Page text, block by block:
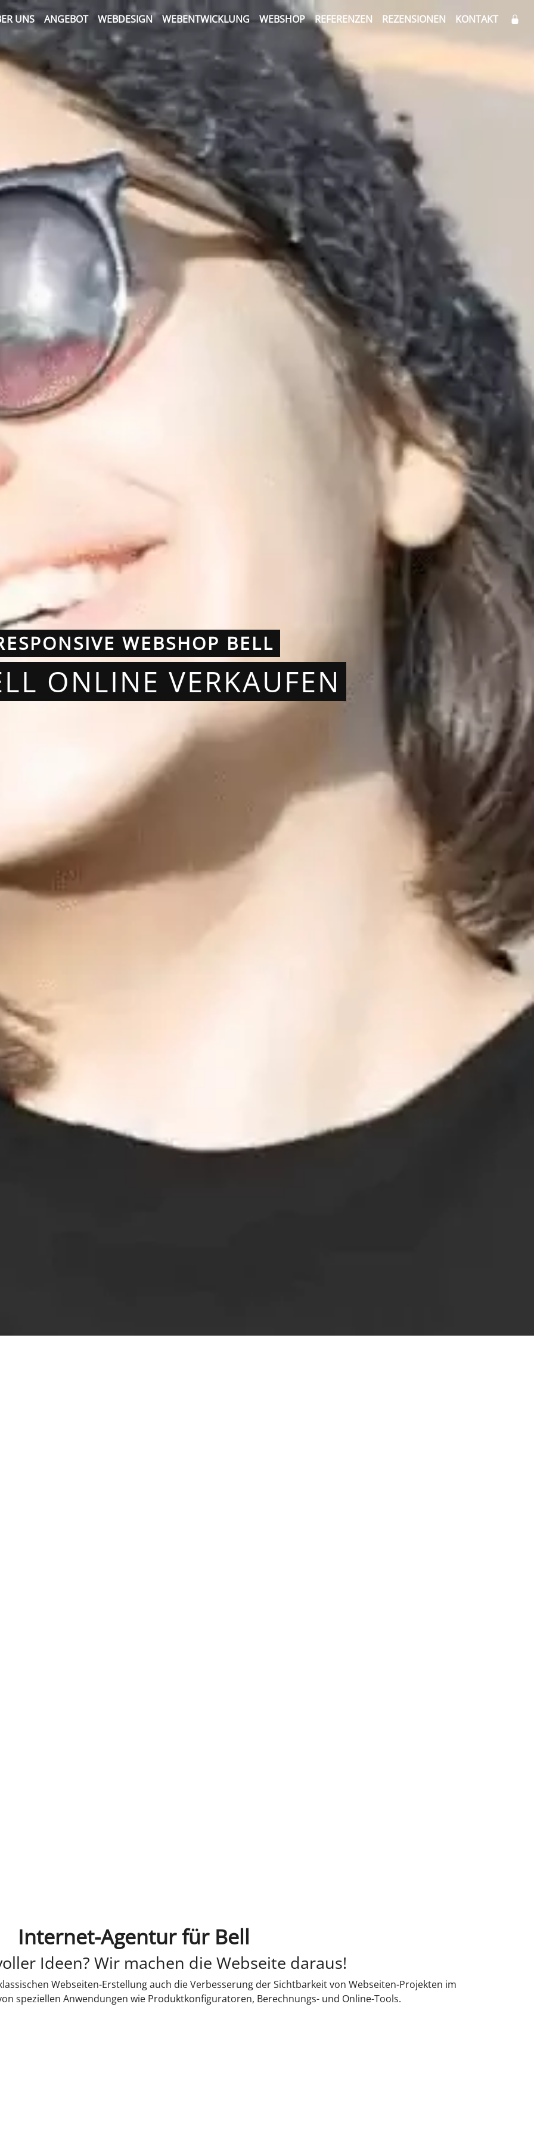
UNS ANGEBOT WEBDESIGN WEBENTWICKLUNG WEBSHOP REFERENZEN REZENSIONEN KONTAKT
WEBSHOP BELL
ONLINE VERKAUFEN
Internet-Agentur für Bell
Ideen? Wir machen die Webseite daraus!
Webseiten-Erstellung auch die Verbesserung der Sichtbarkeit von Webseiten-Projekten im
speziellen Anwendungen wie Produktkonfiguratoren, Berechnungs- und Online-Tools.